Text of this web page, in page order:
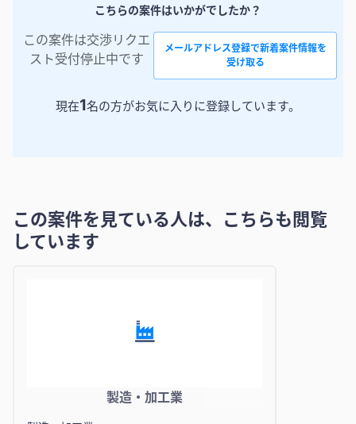
こちらの案件はいかがでしたか？
この案件は交渉リクエ
スト受付停止中です
メールアドレス登録で新着案件情報を
受け取る
現在1名の方がお気に入りに登録しています。
この案件を見ている人は、こちらも閲覧
しています
製造・加工業